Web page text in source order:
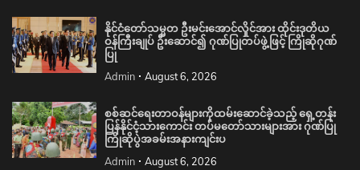
နိုင်ငံတော်သမ္မတ ဦးမင်းအောင်လှိုင်အား ထိုင်းဒုတိယ
ဝန်ကြီးချုပ် ဦးဆောင်၍ ဂုဏ်ပြုတပ်ဖွဲ့ဖြင့် ကြိုဆိုဂုဏ်
ပြု
Admin August 6, 2026
စစ်ဆင်ရေးတာဝန်များကိုထမ်းဆောင်ခဲ့သည့် ရှေ့တန်း
ပြန်နိုင်ငံ့သားကောင်း တပ်မတော်သားများအား ဂုဏ်ပြု
ကြိုဆိုပွဲအခမ်းအနားကျင်းပ
Admin August 6, 2026